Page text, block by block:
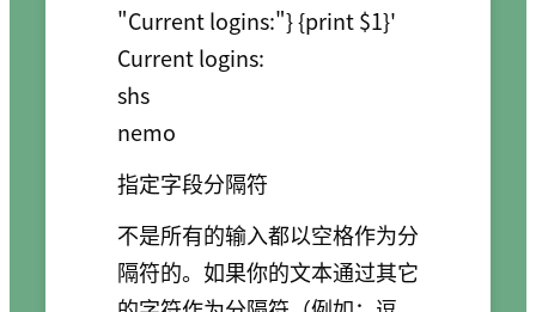
"Current logins:"} {print $1}'
Current logins:
shs
nemo
指定字段分隔符
不是所有的输入都以空格作为分
隔符的。如果你的文本通过其它